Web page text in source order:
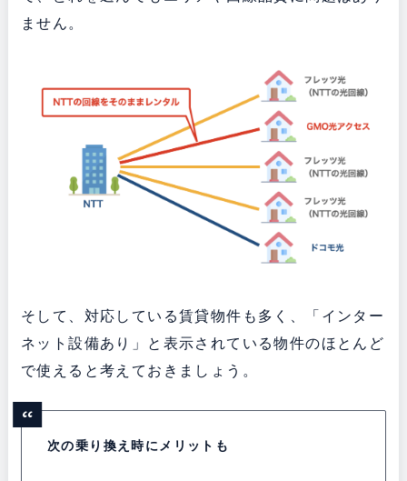
ません。
そして、対応している賃貸物件も多く、「インター
ネット設備あり」と表示されている物件のほとんど
で使えると考えておきましょう。
次の乗り換え時にメリットも